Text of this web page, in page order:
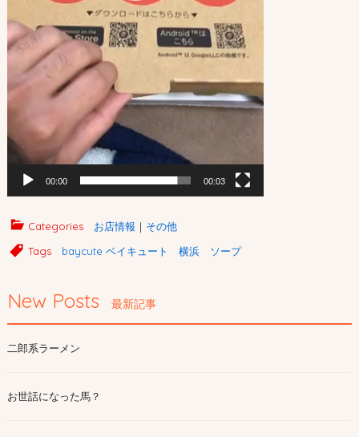
00:00 00:03
Categories お店情報 ｜ その他
Tags
baycute ベイキュート 横浜 ソープ
New Posts 最新記事
二郎系ラーメン
お世話になった馬？